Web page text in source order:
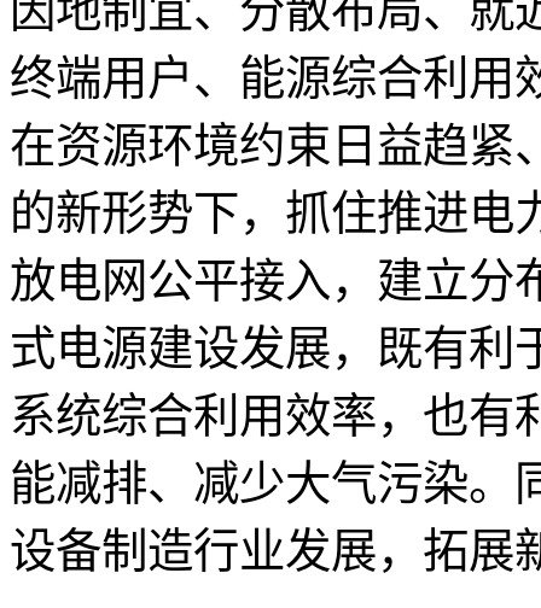
因地制宜、分散布局、
终端用户、能源综合利用
在资源环境约束日益趋紧
的新形势下，抓住推进电
放电网公平接入，建立分
式电源建设发展，既有利
系统综合利用效率，也有
能减排、减少大气污染。
设备制造行业发展，拓展